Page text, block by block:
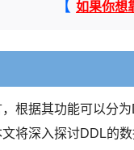
【 如果你想
根据其功能可以分
将深入探讨DDL的